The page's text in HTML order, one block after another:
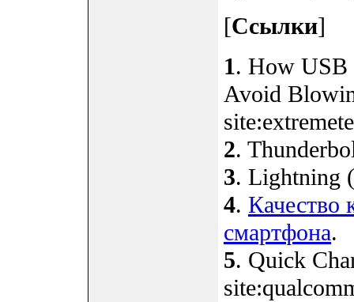
[Ссылки]
1. How USB
Avoid
2.
3. Lightning
4. Качество
смартфона.
5. Quick